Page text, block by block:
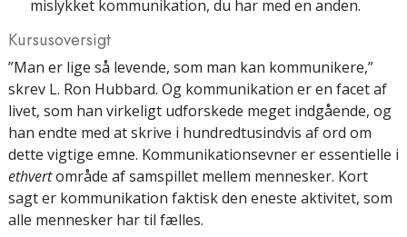
mislykket kommunikation, du har med en anden.
Kursusoversigt
”Man er lige så levende, som man kan kommunikere,”
skrev L. Ron Hubbard. Og kommunikation er en facet af
livet, som han virkeligt udforskede meget indgående, og
han endte med at skrive i hundredtusindvis af ord om
dette vigtige emne. Kommunikationsevner er essentielle i
ethvertområde af samspillet mellem mennesker. Kort
sagt er kommunikation faktisk den eneste aktivitet, som
alle mennesker har til fælles.